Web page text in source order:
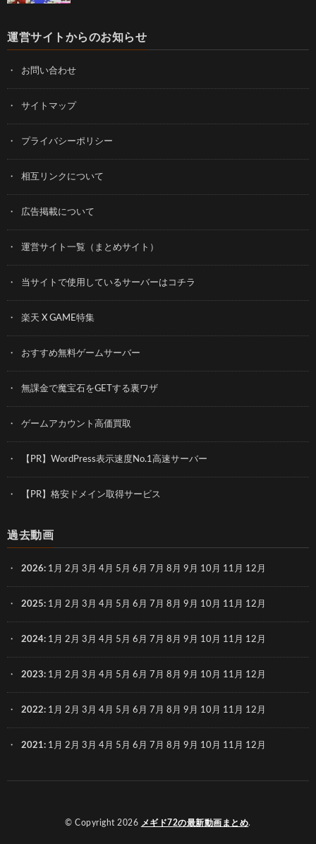
運営サイトからのお知らせ
お問い合わせ
サイトマップ
プライバシーポリシー
相互リンクについて
広告掲載について
運営サイト一覧（まとめサイト）
当サイトで使用しているサーバーはコチラ
楽天 X GAME特集
おすすめ無料ゲームサーバー
無課金で魔宝石をGETする裏ワザ
ゲームアカウント高価買取
【PR】WordPress表示速度No.1高速サーバー
【PR】格安ドメイン取得サービス
過去動画
2026: 1月 2月 3月 4月 5月 6月 7月 8月 9月 10月 11月 12月
2025: 1月 2月 3月 4月 5月 6月 7月 8月 9月 10月 11月 12月
2024: 1月 2月 3月 4月 5月 6月 7月 8月 9月 10月 11月 12月
2023: 1月 2月 3月 4月 5月 6月 7月 8月 9月 10月 11月 12月
2022: 1月 2月 3月 4月 5月 6月 7月 8月 9月 10月 11月 12月
2021: 1月 2月 3月 4月 5月 6月 7月 8月 9月 10月 11月 12月
© Copyright 2026 メギド72の最新動画まとめ.